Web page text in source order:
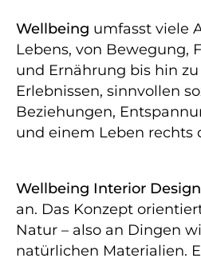
Wellbeing umfasst viele
Lebens, von Bewegung,
und Ernährung bis hin
Erlebnissen, sinnvollen
Beziehungen,
und einem Leben rechts
Wellbeing Interior Design
an. Das Konzept
Natur – also an Dingen
natürlichen Materialien.